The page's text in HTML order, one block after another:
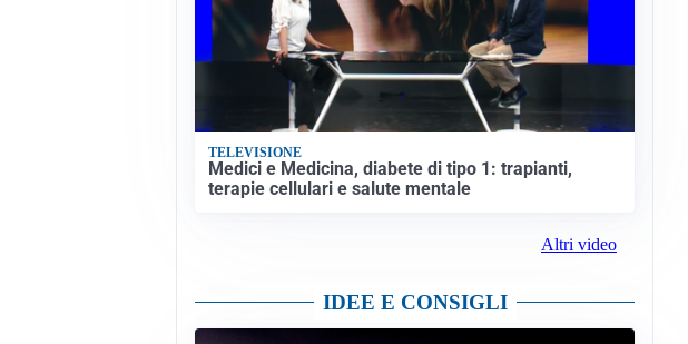
TELEVISIONE
Medici e Medicina, diabete di tipo 1: trapianti,
terapie cellulari e salute mentale
Altri video
IDEE E CONSIGLI